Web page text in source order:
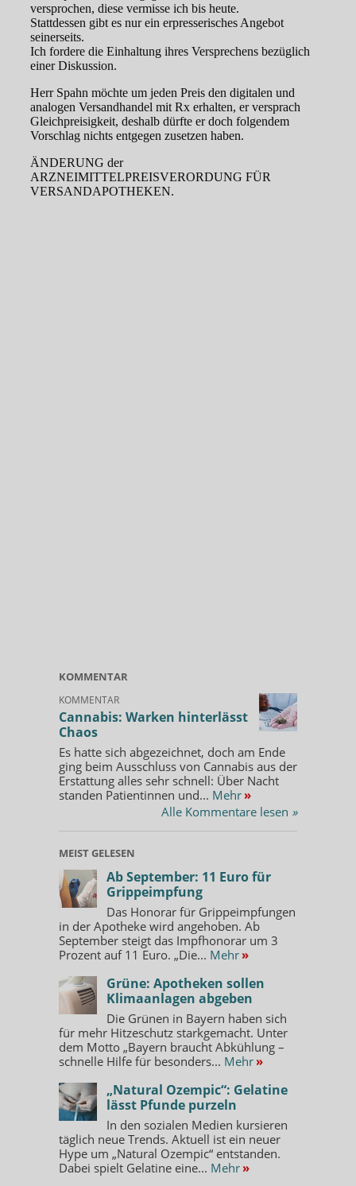
KOMMENTAR
KOMMENTAR
Cannabis: Warken hinterlässt
Chaos
Es hatte sich abgezeichnet, doch am Ende
ging beim Ausschluss von Cannabis aus der
Erstattung alles sehr schnell: Über Nacht
standen Patientinnen und... Mehr »
Alle Kommentare lesen »
MEIST GELESEN
Ab September: 11 Euro für
Grippeimpfung
Das Honorar für Grippeimpfungen
in der Apotheke wird angehoben. Ab
September steigt das Impfhonorar um 3
Prozent auf 11 Euro. „Die... Mehr »
Grüne: Apotheken sollen
Klimaanlagen abgeben
Die Grünen in Bayern haben sich
für mehr Hitzeschutz starkgemacht. Unter
dem Motto „Bayern braucht Abkühlung –
schnelle Hilfe für besonders... Mehr »
„Natural Ozempic“: Gelatine
lässt Pfunde purzeln
In den sozialen Medien kursieren
täglich neue Trends. Aktuell ist ein neuer
Hype um „Natural Ozempic“ entstanden.
Dabei spielt Gelatine eine... Mehr »